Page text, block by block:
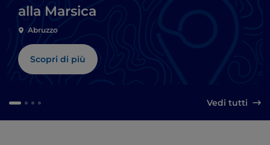
alla Marsica
Abruzzo
Scopri di più
Vedi tutti